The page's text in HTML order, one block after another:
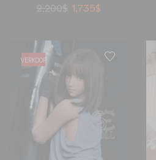
2,200$ 1,735$
VERKOOP